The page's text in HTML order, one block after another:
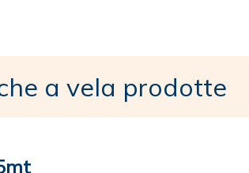
a vela prodotte